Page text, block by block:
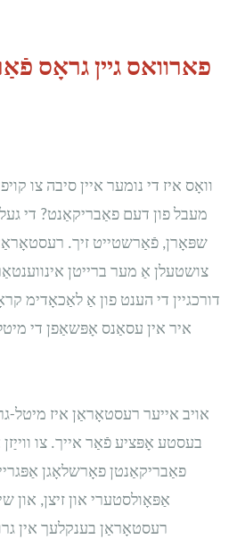
פארוואס גיין גראָס
וואָס איז די נומער איין סיבה צו
מעבל פון דעם פאַבריקאַנט? די
שפּאָרן, פֿאַרשטייט זיך. רעסטאָראַן
צושטעלן אַ מער ברייטן
דורכגיין די הענט פון אַ לאַכאָדימ
איר אין עסאַנס אָפּשאַפן די
אויב אייער רעסטאָראַן איז מיטל-
בעסטע אָפּציע פֿאַר אייך. צו
פאַבריקאַנטן פאָרשלאָגן
אַפּאָולסטערי און זיצן, און
רעסטאָראַן בענקלעך אין